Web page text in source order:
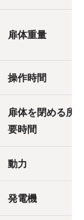
扉体重量
操作時間
扉体を閉める所
要時間
動力
発電機